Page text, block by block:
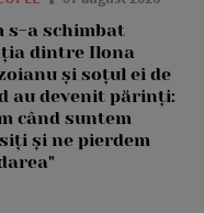
s-a schimbat
dintre Ilona
și soțul ei de
au devenit părinți:
când suntem
și ne pierdem